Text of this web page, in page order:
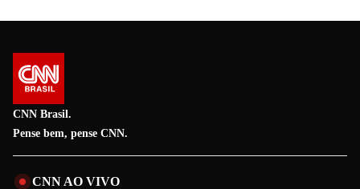
CNN Brasil.
Pense bem, pense CNN.
CNN AO VIVO